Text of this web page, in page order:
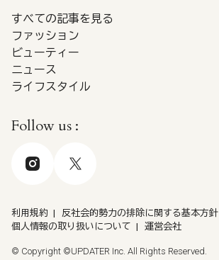
すべての記事を見る
ファッション
ビューティー
ニュース
ライフスタイル
Follow us :
利用規約
反社会的勢力の排除に関する基本方針
個人情報の取り扱いについて
運営会社
© Copyright ©UPDATER Inc. All Rights Reserved.